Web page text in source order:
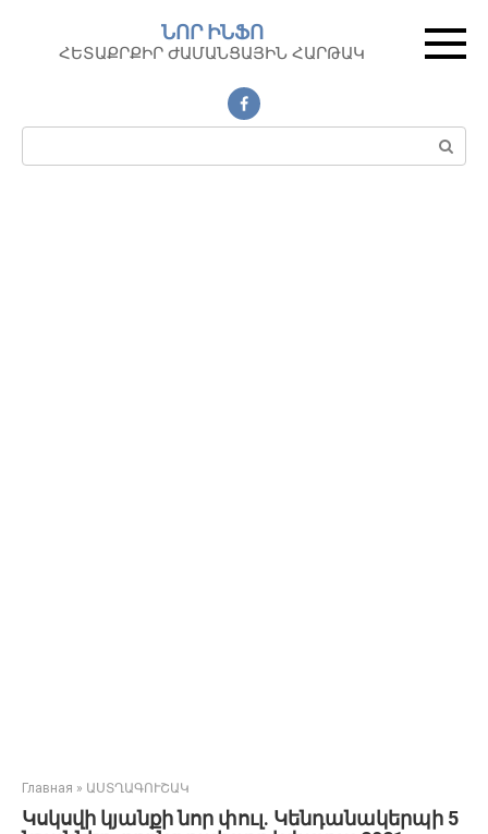
контенту
ՆՈՐ ԻՆՖՈ
ՀԵՏԱՔՐՔԻՐ ԺԱՄԱՆՑԱՅԻՆ ՀԱՐԹԱԿ
Поиск:
Главная » ԱՍՏՂԱԳՈՒՇԱԿ
Կսկսվի կյանքի նոր փուլ. Կենդանակերպի 5